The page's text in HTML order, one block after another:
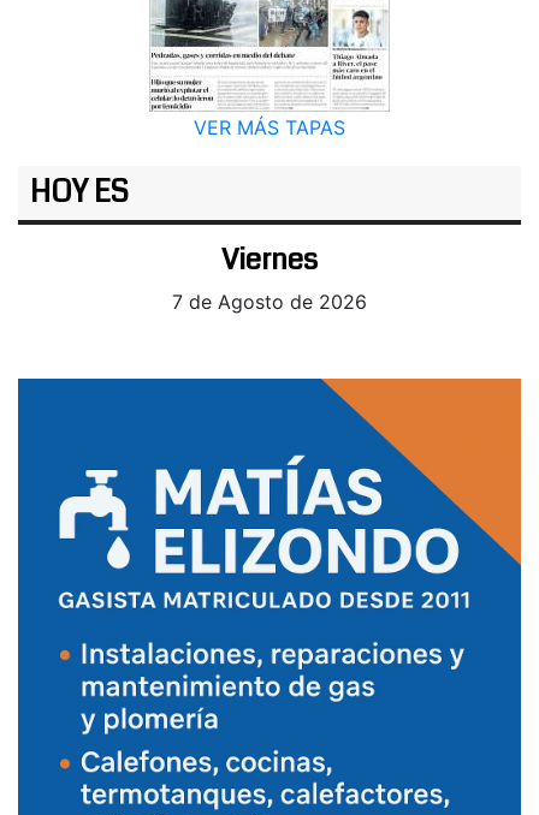
VER MÁS TAPAS
HOY ES
Viernes
7 de Agosto de 2026